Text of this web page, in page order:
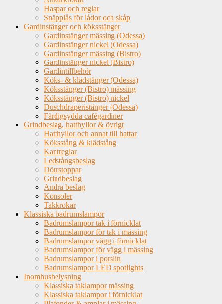
Haspar och reglar
Snäpplås för lådor och skåp
Gardinstänger och köksstänger
Gardinstänger mässing (Odessa)
Gardinstänger nickel (Odessa)
Gardinstänger mässing (Bistro)
Gardinstänger nickel (Bistro)
Gardintillbehör
Köks- & klädstänger (Odessa)
Köksstänger (Bistro) mässing
Köksstänger (Bistro) nickel
Duschdraperistänger (Odessa)
Färdigsydda cafégardiner
Grindbeslag, hatthyllor & övrigt
Hatthyllor och annat till hattar
Köksstång & klädstång
Kantreglar
Ledstångsbeslag
Dörrstoppar
Grindbeslag
Andra beslag
Konsoler
Takkrokar
Klassiska badrumslampor
Badrumslampor tak i förnicklat
Badrumslampor för tak i mässing
Badrumslampor vägg i förnicklat
Badrumslampor för vägg i mässing
Badrumslampor i porslin
Badrumslampor LED spotlights
Inomhusbelysning
Klassiska taklampor mässing
Klassiska taklampor i förnicklat